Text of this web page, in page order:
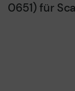
0651) für